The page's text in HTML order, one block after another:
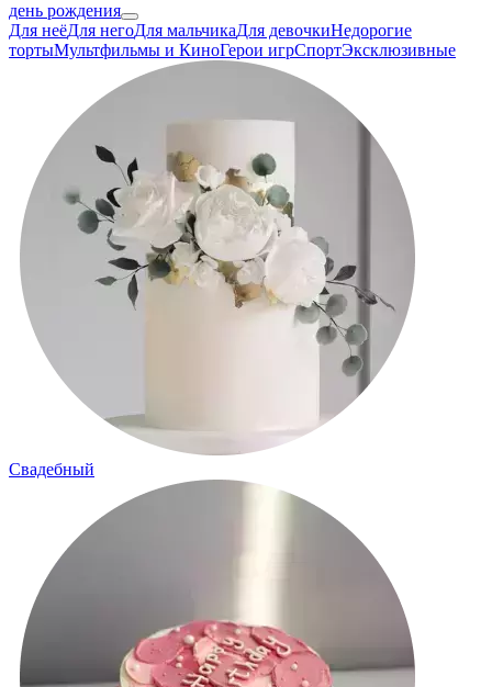
день рождения
Для неёДля негоДля мальчикаДля девочкиНедорогие
тортыМультфильмы и КиноГерои игрСпортЭксклюзивные
Свадебный